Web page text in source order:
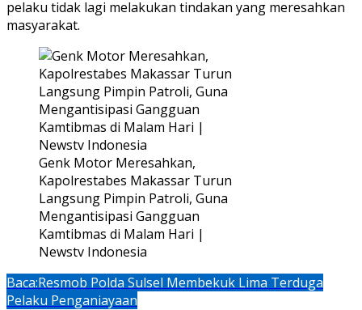
pelaku tidak lagi melakukan tindakan yang meresahkan
masyarakat.
Genk Motor Meresahkan,
Kapolrestabes Makassar Turun
Langsung Pimpin Patroli, Guna
Mengantisipasi Gangguan
Kamtibmas di Malam Hari |
Newstv Indonesia
Baca:Resmob Polda Sulsel Membekuk Lima Terduga
Pelaku Penganiayaan